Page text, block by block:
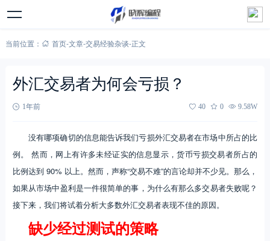
当前位置： 首页-文章-交易经验杂谈-正文
外汇交易者为何会亏损？
1年前 40 0 9.58W
没有哪项确切的信息能告诉我们亏损外汇交易者在市场中所占的比
例。 然而，网上有许多未经证实的信息显示，货币亏损交易者所占的
比例达到 90% 以上。然而，声称“交易不难”的言论却并不少见。那么，
如果从市场中盈利是一件很简单的事，为什么有那么多交易者失败呢？
接下来，我们将试着分析大多数外汇交易者表现不佳的原因。
缺少经过测试的策略